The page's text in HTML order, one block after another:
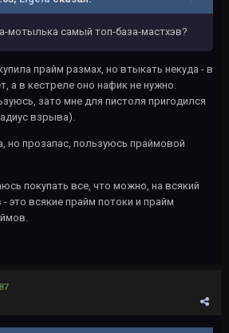
мотылька самый топ-база-мастхэв?
прайм размах, но втыкать некуда - в
а в кестреле оно нафик не нужно.
зато мне для пистоля пригодился
взрыва).
но прозапас, пользуюсь праймовой
покупать все, что можно, на всякий
это всякие прайм потоки и прайм